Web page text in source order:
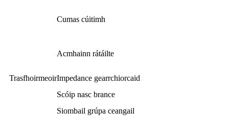
Cumas cúitimh
Trasfhoirmeoir
Acmhainn rátáilte
Impedance gearrchiorcaid
Scóip nasc brance
Siombail grúpa ceangail